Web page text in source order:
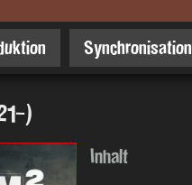
Synchronisation
)
Inhalt